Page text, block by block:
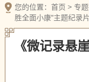
新媒体
您的位置： 首页 > 专
胜全面小康”主题纪录
《微记录悬